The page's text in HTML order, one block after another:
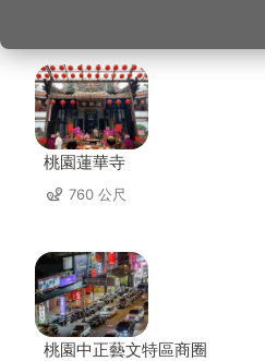
桃園蓮華寺
760 公尺
桃園中正藝文特區商圈